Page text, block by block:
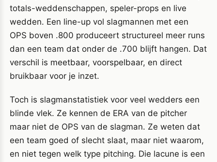
totals-weddenschappen, speler-props en live
wedden. Een line-up vol slagmannen met een
OPS boven .800 produceert structureel meer runs
dan een team dat onder de .700 blijft hangen. Dat
verschil is meetbaar, voorspelbaar, en direct
bruikbaar voor je inzet.
Toch is slagmanstatistiek voor veel wedders een
blinde vlek. Ze kennen de ERA van de pitcher
maar niet de OPS van de slagman. Ze weten dat
een team goed of slecht slaat, maar niet waarom,
en niet tegen welk type pitching. Die lacune is een